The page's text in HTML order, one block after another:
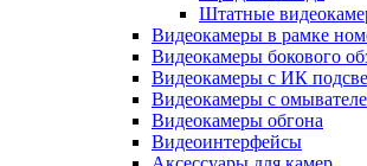
Штатные
Видеокамеры в рамке
Видеокамеры бокового
Видеокамеры с ИК
Видеокамеры с
Видеокамеры обгона
Видеоинтерфейсы